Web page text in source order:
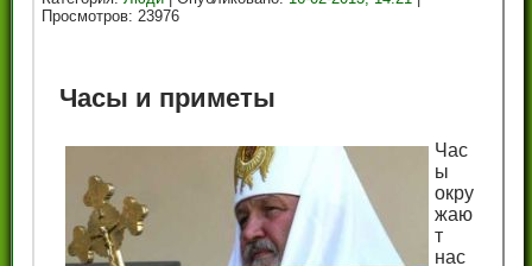
Просмотров: 23976
Часы и приметы
Час
ы
окру
жаю
т
нас